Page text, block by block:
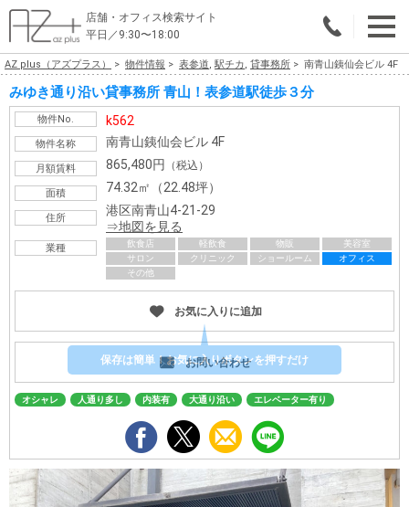
店舗・オフィス検索サイト
平日／9:30〜18:00
物件総合検索
エリアで探す
業種で探す
広さで探す
賃料から探す
こだわりで探す
店舗・オフィス物件を探す
テナントビルオーナー様へ
店舗・オフィスの内装会社を探す
AZ plus（アズプラス） 物件情報 表参道, 駅チカ, 貸事務所 南青山銕仙会ビル 4F
みゆき通り沿い貸事務所 青山！表参道駅徒歩３分
物件No. k562
物件名称 南青山銕仙会ビル 4F
月額賃料 865,480円 （税込）
面積 74.32㎡（22.48坪）
住所
港区南青山4-21-29
地図を見る
業種 飲食店 軽飲食 物販
美容室
サロン
クリニック ショールーム
オフィス
その他
お気に入りに追加
保存は簡単！お気に入りボタンを押すだけ
お問い合わせ
オシャレ 人通り多し 内装有 大通り沿い エレベーター有り